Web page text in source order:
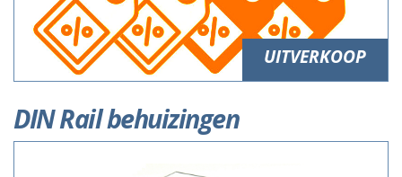
UITVERKOOP
DIN Rail behuizingen